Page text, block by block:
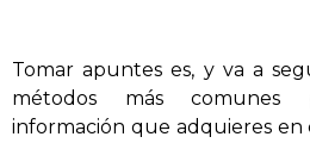
Tomar apuntes es, y va a
métodos más comunes
información que adquieres en